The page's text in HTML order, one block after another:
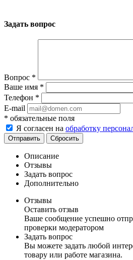
Задать вопрос
Вопрос *
Ваше имя *
Телефон *
E-mail
* обязательные поля
Я согласен на обработку
Сбросить
Описание
Отзывы
Задать вопрос
Дополнительно
Отзывы
Оставить отзыв
Ваше сообщение успешно
проверки модератором
Задать вопрос
Вы можете задать любой
товару или работе магазина.